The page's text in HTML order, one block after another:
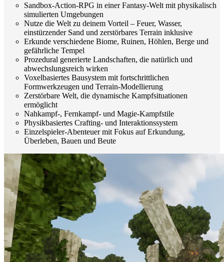
Sandbox-Action-RPG in einer Fantasy-Welt mit physikalisch
simulierten Umgebungen
Nutze die Welt zu deinem Vorteil – Feuer, Wasser,
einstürzender Sand und zerstörbares Terrain inklusive
Erkunde verschiedene Biome, Ruinen, Höhlen, Berge und
gefährliche Tempel
Prozedural generierte Landschaften, die natürlich und
abwechslungsreich wirken
Voxelbasiertes Bausystem mit fortschrittlichen
Formwerkzeugen und Terrain-Modellierung
Zerstörbare Welt, die dynamische Kampfsituationen
ermöglicht
Nahkampf-, Fernkampf- und Magie-Kampfstile
Physikbasiertes Crafting- und Interaktionssystem
Einzelspieler-Abenteuer mit Fokus auf Erkundung,
Überleben, Bauen und Beute